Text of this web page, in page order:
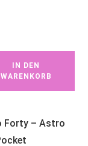
IN DEN
WARENKORB